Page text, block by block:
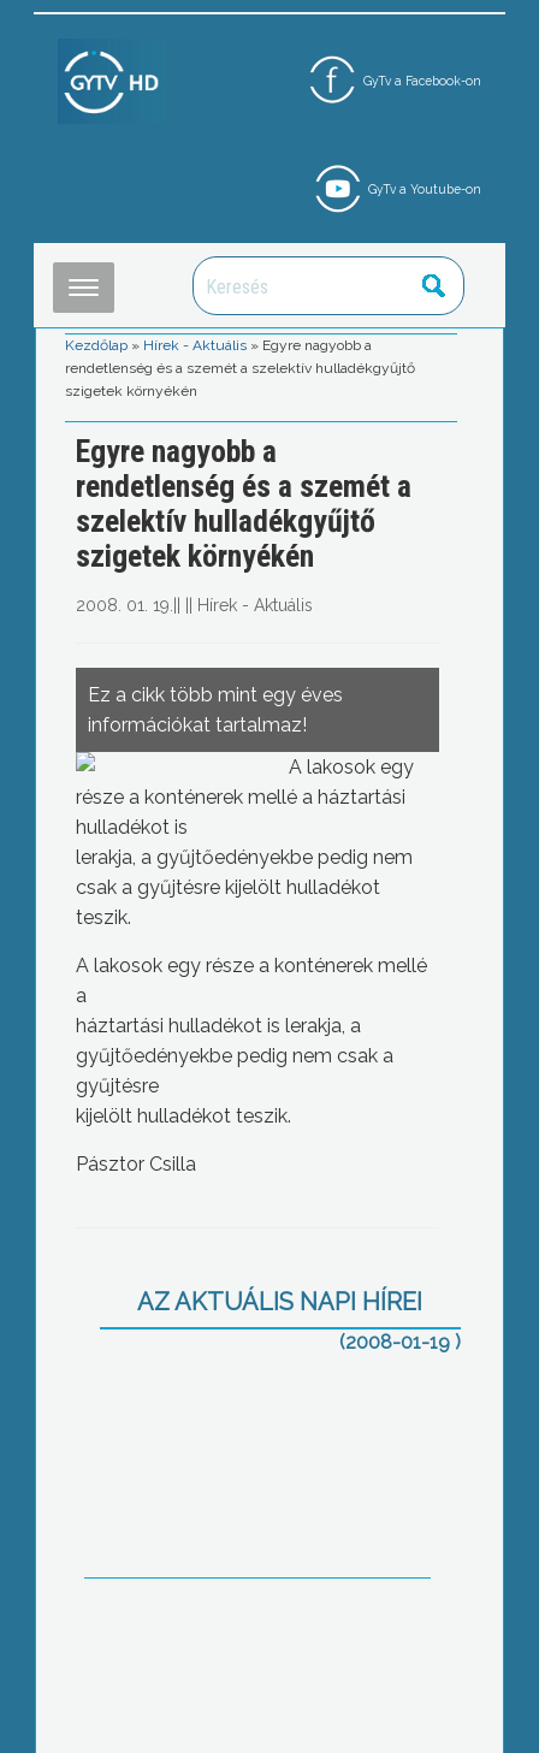
GyTv a Facebook-on
GyTv a Youtube-on
Kezdőlap » Hírek - Aktuális » Egyre nagyobb a
rendetlenség és a szemét a szelektív hulladékgyűjtő
szigetek környékén
Egyre nagyobb a
rendetlenség és a szemét a
szelektív hulladékgyűjtő
szigetek környékén
2008. 01. 19. Hírek - Aktuális
Ez a cikk több mint egy éves
információkat tartalmaz!
A lakosok egy
része a konténerek mellé a háztartási
hulladékot is
lerakja, a gyűjtőedényekbe pedig nem
csak a gyűjtésre kijelölt hulladékot
teszik.
A lakosok egy része a konténerek mellé
a
háztartási hulladékot is lerakja, a
gyűjtőedényekbe pedig nem csak a
gyűjtésre
kijelölt hulladékot teszik.
Pásztor Csilla
AZ AKTUÁLIS NAPI HÍREI
(2008-01-19 )
ásványvíz és elektromos kefe –
reklámoznak, majd eladnak nekünk